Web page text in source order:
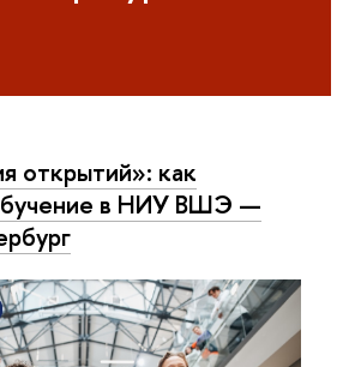
открытий»: как
в НИУ ВШЭ —